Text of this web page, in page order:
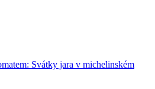
Svátky jara v michelinském